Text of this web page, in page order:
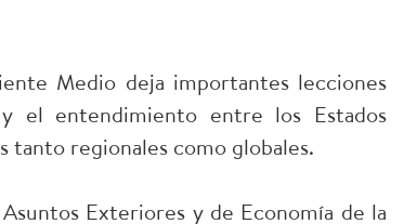
Medio deja importantes lecciones
el entendimiento entre los Estados
tanto regionales como globales.
Exteriores y de Economía de la